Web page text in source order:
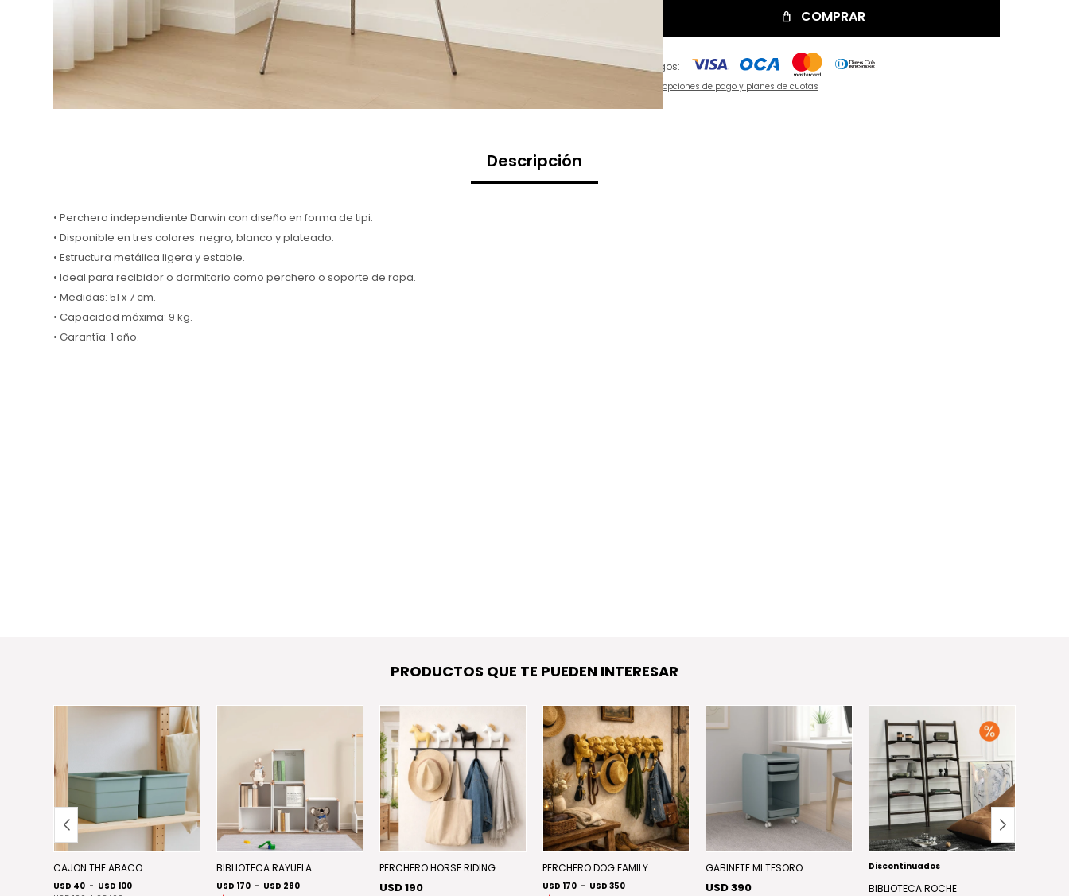
COMPRAR
Pagos:
Ver opciones de pago y planes de cuotas
Descripción
• Perchero independiente Darwin con diseño en forma de tipi.
• Disponible en tres colores: negro, blanco y plateado.
• Estructura metálica ligera y estable.
• Ideal para recibidor o dormitorio como perchero o soporte de ropa.
• Medidas: 51 x 7 cm.
• Capacidad máxima: 9 kg.
• Garantía: 1 año.
PRODUCTOS QUE TE PUEDEN INTERESAR
CAJON THE ABACO
USD 40 - USD 100
BIBLIOTECA RAYUELA
USD 170 - USD 280
PERCHERO HORSE RIDING
USD 190
PERCHERO DOG FAMILY
USD 170 - USD 350
GABINETE MI TESORO
USD 390
Discontinuados
BIBLIOTECA ROCHE